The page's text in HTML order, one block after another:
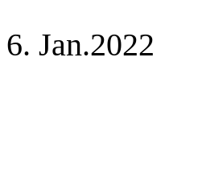
6. Jan.2022